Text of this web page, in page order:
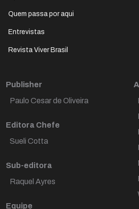
Quem passa por aqui
Entrevistas
Revista Viver Brasil
Publisher
Paulo Cesar de Oliveira
Editora Chefe
Sueli Cotta
Sub-editora
Raquel Ayres
Equipe
Preencha seus dados e receba
diariamente pelo seu e-mail.